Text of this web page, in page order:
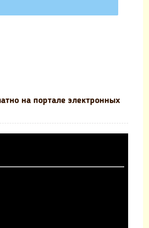
на портале электронных